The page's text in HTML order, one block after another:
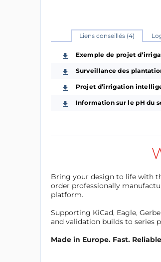
Liens conseillés (4)
Exemple de projet
Surveillance des
Projet d’irrigation
Information sur le pH du
Bring your design to life with
order professionally
platform.
Supporting KiCad, Eagle,
and validation builds to series
Made in Europe. Fast.